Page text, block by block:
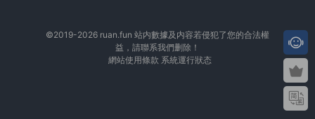
©2019-2026 ruan.fun 站内數據及内容若侵犯了您的合法權
益，請聯系我們删除！
網站使用條款 系統運行狀态